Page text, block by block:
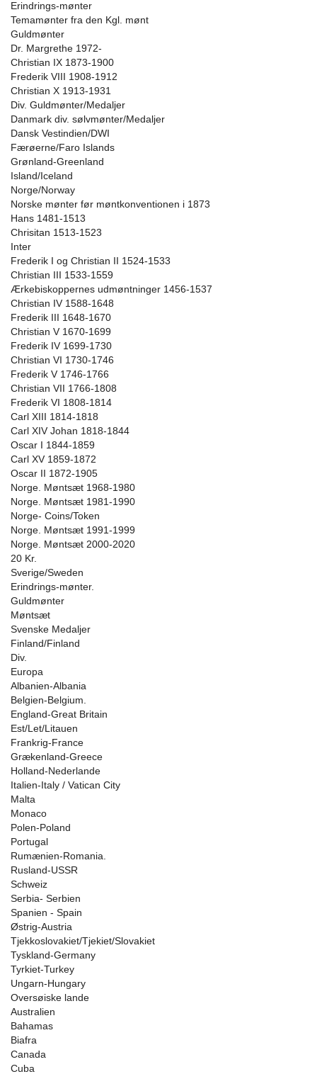
Erindrings-mønter
Temamønter fra den Kgl. mønt
Guldmønter
Dr. Margrethe 1972-
Christian IX 1873-1900
Frederik VIII 1908-1912
Christian X 1913-1931
Div. Guldmønter/Medaljer
Danmark div. sølvmønter/Medaljer
Dansk Vestindien/DWI
Færøerne/Faro Islands
Grønland-Greenland
Island/Iceland
Norge/Norway
Norske mønter før møntkonventionen i 1873
Hans 1481-1513
Chrisitan 1513-1523
Inter
Frederik I og Christian II 1524-1533
Christian III 1533-1559
Ærkebiskoppernes udmøntninger 1456-1537
Christian IV 1588-1648
Frederik III 1648-1670
Christian V 1670-1699
Frederik IV 1699-1730
Christian VI 1730-1746
Frederik V 1746-1766
Christian VII 1766-1808
Frederik VI 1808-1814
Carl XIII 1814-1818
Carl XIV Johan 1818-1844
Oscar I 1844-1859
Carl XV 1859-1872
Oscar II 1872-1905
Norge. Møntsæt 1968-1980
Norge. Møntsæt 1981-1990
Norge- Coins/Token
Norge. Møntsæt 1991-1999
Norge. Møntsæt 2000-2020
20 Kr.
Sverige/Sweden
Erindrings-mønter.
Guldmønter
Møntsæt
Svenske Medaljer
Finland/Finland
Div.
Europa
Albanien-Albania
Belgien-Belgium.
England-Great Britain
Est/Let/Litauen
Frankrig-France
Grækenland-Greece
Holland-Nederlande
Italien-Italy / Vatican City
Malta
Monaco
Polen-Poland
Portugal
Rumænien-Romania.
Rusland-USSR
Schweiz
Serbia- Serbien
Spanien - Spain
Østrig-Austria
Tjekkoslovakiet/Tjekiet/Slovakiet
Tyskland-Germany
Tyrkiet-Turkey
Ungarn-Hungary
Oversøiske lande
Australien
Bahamas
Biafra
Canada
Cuba